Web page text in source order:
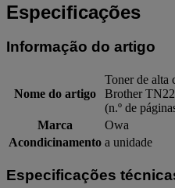
Especificações
Informação do artigo
Nome do artigo
Toner de alta
Brother
(n.º de
Marca
Owa
Acondicinamento a unidade
Especificações